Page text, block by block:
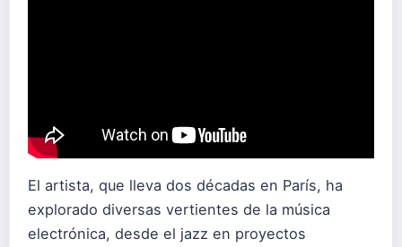
El artista, que lleva dos décadas en París, ha
explorado diversas vertientes de la música
electrónica, desde el jazz en proyectos